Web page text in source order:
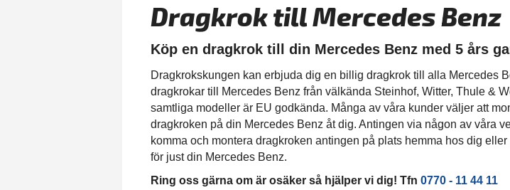
Dragkrok till Mercedes Benz
Köp en dragkrok till din Mercedes Benz med 5 års
Dragkrokskungen kan erbjuda dig en billig dragkrok till alla Mercedes
dragkrokar till Mercedes Benz från välkända Steinhof, Witter, Thule &
samtliga modeller är EU godkända. Många av våra kunder väljer att
dragkroken på din Mercedes Benz åt dig. Antingen via någon av våra
komma och montera dragkroken antingen på plats hemma hos dig
för just din Mercedes Benz.
Ring oss gärna om är osäker så hjälper vi dig! Tfn 0770 - 11 44 11